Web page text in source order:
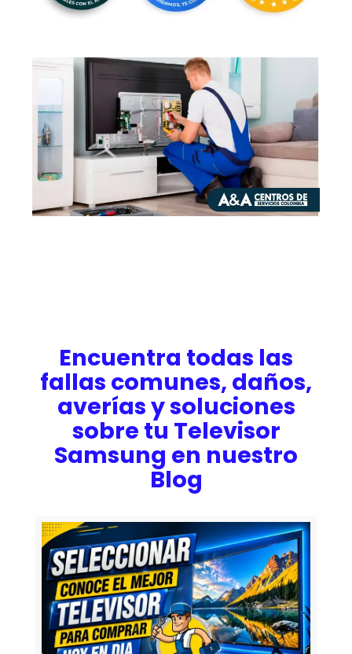
Encuentra todas las
fallas comunes, daños,
averías y soluciones
sobre tu Televisor
Samsung en nuestro
Blog